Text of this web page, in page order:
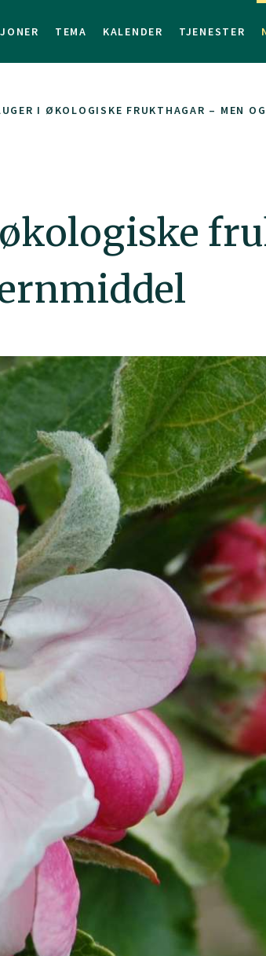
TEMA KALENDER TJENESTER
I ØKOLOGISKE FRUKTHAGAR – MEN